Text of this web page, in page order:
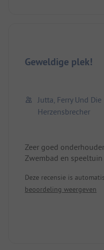
Geweldige plek!
Jutta, Ferry Und Die
Herzensbrecher
Zeer goed
Zwembad en
Bergen, meren en vele
excursiebestemmingen.
Café en tennishal ter
Deze recensie is
beoordeling weergeven